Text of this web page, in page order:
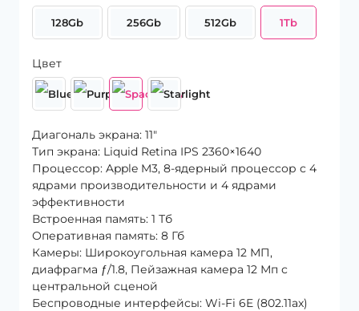
128Gb 256Gb 512Gb 1Tb
Цвет
Диагональ экрана: 11″
Тип экрана: Liquid Retina IPS 2360×1640
Процессор: Apple M3, 8-ядерный процессор с 4
ядрами производительности и 4 ядрами
эффективности
Встроенная память: 1 Тб
Оперативная память: 8 Гб
Камеры: Широкоугольная камера 12 МП,
диафрагма ƒ/1.8, Пейзажная камера 12 Мп с
центральной сценой
Беспроводные интерфейсы: Wi-Fi 6E (802.11ax)